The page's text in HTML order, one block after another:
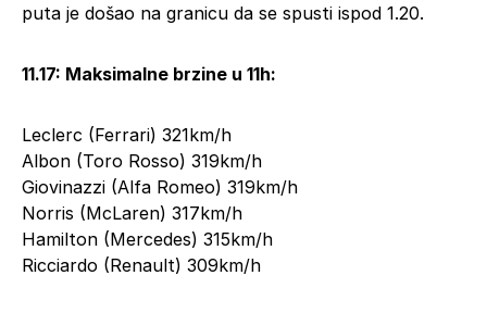
puta je došao na granicu da se spusti ispod 1.20.
11.17: Maksimalne brzine u 11h:
Leclerc (Ferrari) 321km/h
Albon (Toro Rosso) 319km/h
Giovinazzi (Alfa Romeo) 319km/h
Norris (McLaren) 317km/h
Hamilton (Mercedes) 315km/h
Ricciardo (Renault) 309km/h